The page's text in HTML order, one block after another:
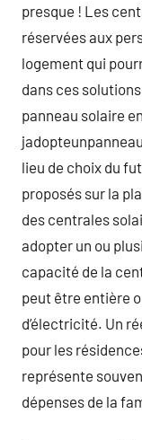
presque ! Les
réservées aux
logement qui
dans ces
panneau solaire
lieu de choix du
proposés sur la
des centrales
adopter un ou
capacité de la
peut être entière
d’électricité. Un
pour les
représente
dépenses de la